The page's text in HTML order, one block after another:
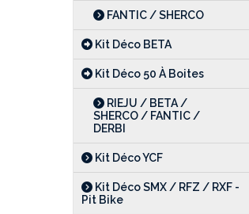
FANTIC / SHERCO
Kit Déco BETA
Kit Déco 50 À Boites
RIEJU / BETA /
SHERCO / FANTIC /
DERBI
Kit Déco YCF
Kit Déco SMX / RFZ / RXF -
Pit Bike